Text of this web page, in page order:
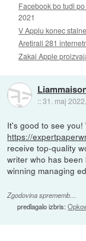
Facebook bo tudi
2021
V Applu konec
Aretirali 281
Zakaj Apple
::31. maj
It's good to see
https://
receive top-quality
writer who has
winning managing
Zgodovina sprememb…
predlagalo izbris: